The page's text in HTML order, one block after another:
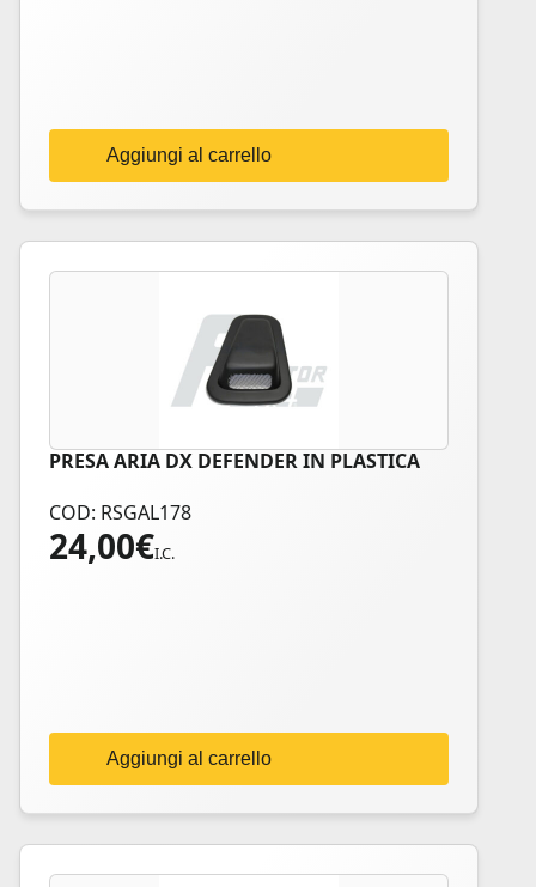
Aggiungi al carrello
PRESA ARIA DX DEFENDER IN PLASTICA
COD: RSGAL178
24,00€I.C.
Aggiungi al carrello